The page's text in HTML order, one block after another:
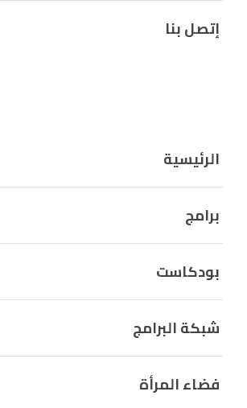
إتصل بنا
الرئيسية
برامج
بودكاست
شبكة البرامج
فضاء المرأة